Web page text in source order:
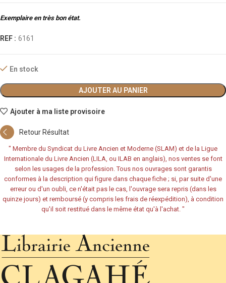
Exemplaire en très bon état.
REF : 6161
En stock
AJOUTER AU PANIER
Ajouter à ma liste provisoire
Retour Résultat
" Membre du Syndicat du Livre Ancien et Moderne (SLAM) et de la Ligue
Internationale du Livre Ancien (LILA, ou ILAB en anglais), nos ventes se font
selon les usages de la profession. Tous nos ouvrages sont garantis
conformes à la description qui figure dans chaque fiche ; si, par suite d'une
erreur ou d'un oubli, ce n'était pas le cas, l'ouvrage sera repris (dans les
quinze jours) et remboursé (y compris les frais de réexpédition), à condition
qu'il soit restitué dans le même état qu'à l'achat. "